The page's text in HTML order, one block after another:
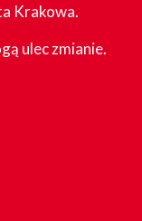
Krakowa.
ulec zmianie.